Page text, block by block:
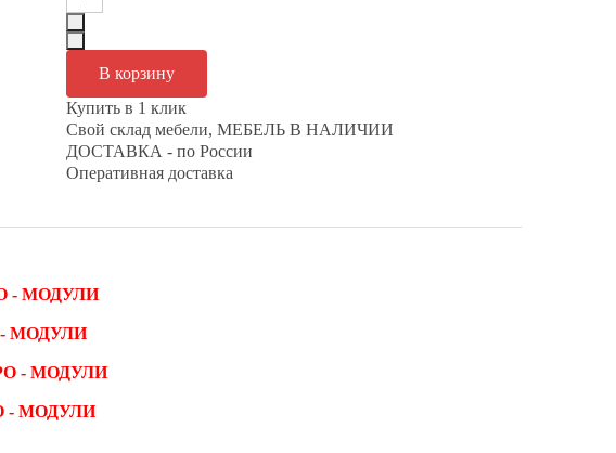
Купить в 1 клик
Свой склад мебели, МЕБЕЛЬ В НАЛИЧИИ
ДОСТАВКА - по России
Оперативная доставка
- МОДУЛИ
МОДУЛИ
- МОДУЛИ
- МОДУЛИ